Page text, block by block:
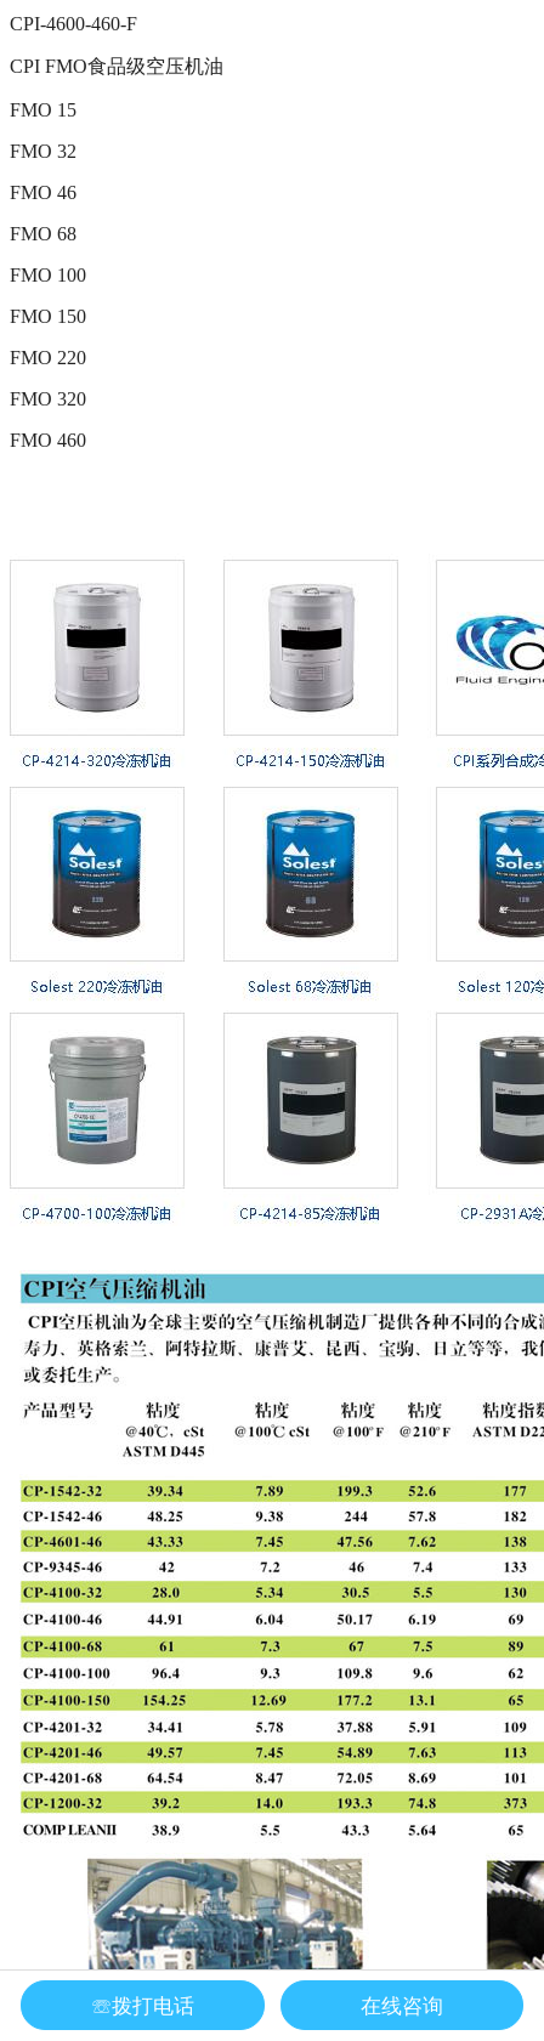
CPI-4600-460-F
CPI FMO食品级空压机油
FMO 15
FMO 32
FMO 46
FMO 68
FMO 100
FMO 150
FMO 220
FMO 320
FMO 460
☏拨打电话 在线咨询